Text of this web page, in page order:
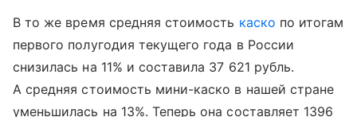
В то же время средняя стоимость каско по итогам
первого полугодия текущего года в России
снизилась на 11% и составила 37 621 рубль.
А средняя стоимость мини-каско в нашей стране
уменьшилась на 13%. Теперь она составляет 1396